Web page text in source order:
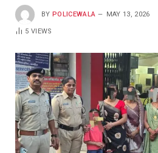
BY POLICEWALA MAY 13, 2026
5VIEWS